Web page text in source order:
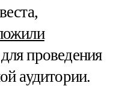
проведения
аудитории.